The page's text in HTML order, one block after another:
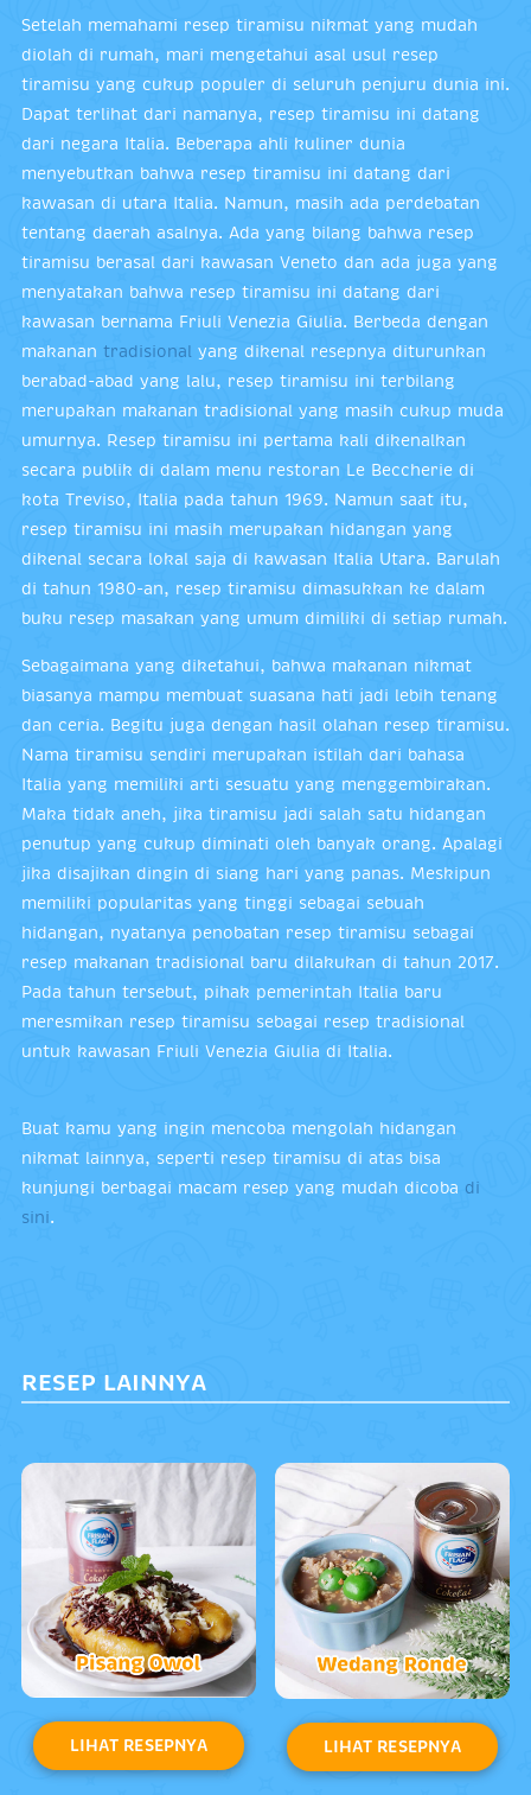
Setelah memahami resep tiramisu nikmat yang mudah
diolah di rumah, mari mengetahui asal usul resep
tiramisu yang cukup populer di seluruh penjuru dunia ini.
Dapat terlihat dari namanya, resep tiramisu ini datang
dari negara Italia. Beberapa ahli kuliner dunia
menyebutkan bahwa resep tiramisu ini datang dari
kawasan di utara Italia. Namun, masih ada perdebatan
tentang daerah asalnya. Ada yang bilang bahwa resep
tiramisu berasal dari kawasan Veneto dan ada juga yang
menyatakan bahwa resep tiramisu ini datang dari
kawasan bernama Friuli Venezia Giulia. Berbeda dengan
makanan tradisional
yang dikenal resepnya diturunkan
berabad-abad yang lalu, resep tiramisu ini terbilang
merupakan makanan tradisional yang masih cukup muda
umurnya. Resep tiramisu ini pertama kali dikenalkan
secara publik di dalam menu restoran Le Beccherie di
kota Treviso, Italia pada tahun 1969. Namun saat itu,
resep tiramisu ini masih merupakan hidangan yang
dikenal secara lokal saja di kawasan Italia Utara. Barulah
di tahun 1980-an, resep tiramisu dimasukkan ke dalam
buku resep masakan yang umum dimiliki di setiap rumah.
Sebagaimana yang diketahui, bahwa makanan nikmat
biasanya mampu membuat suasana hati jadi lebih tenang
dan ceria. Begitu juga dengan hasil olahan resep tiramisu.
Nama tiramisu sendiri merupakan istilah dari bahasa
Italia yang memiliki arti sesuatu yang menggembirakan.
Maka tidak aneh, jika tiramisu jadi salah satu hidangan
penutup yang cukup diminati oleh banyak orang. Apalagi
jika disajikan dingin di siang hari yang panas. Meskipun
memiliki popularitas yang tinggi sebagai sebuah
hidangan, nyatanya penobatan resep tiramisu sebagai
resep makanan tradisional baru dilakukan di tahun 2017.
Pada tahun tersebut, pihak pemerintah Italia baru
meresmikan resep tiramisu sebagai resep tradisional
untuk kawasan Friuli Venezia Giulia di Italia.
Buat kamu yang ingin mencoba mengolah hidangan
nikmat lainnya, seperti resep tiramisu di atas bisa
kunjungi berbagai macam resep yang mudah dicoba di
sini.
RESEP LAINNYA
LIHAT RESEPNYA LIHAT RESEPNYA